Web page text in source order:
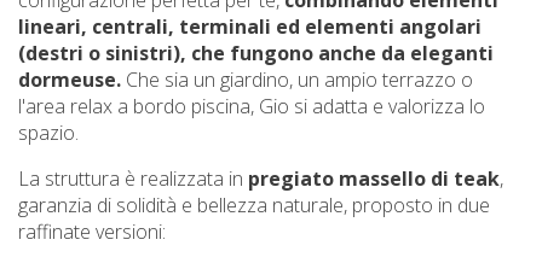
lineari, centrali, terminali ed elementi angolari
(destri o sinistri), che fungono anche da eleganti
dormeuse. Che sia un giardino, un ampio terrazzo o
l'area relax a bordo piscina, Gio si adatta e valorizza lo
spazio.
La struttura è realizzata in pregiato massello di teak,
garanzia di solidità e bellezza naturale, proposto in due
raffinate versioni: